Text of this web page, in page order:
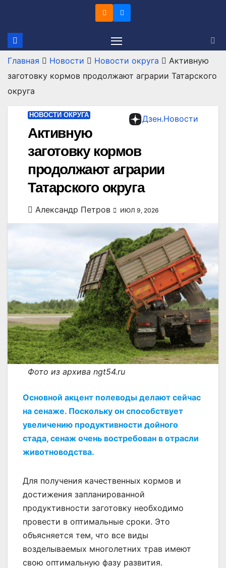
содержимому
Главная Новости Новости округа
Активную
заготовку кормов продолжают аграрии Татарского
округа
Дзен.Новости
НОВОСТИ ОКРУГА
Активную
заготовку кормов
продолжают аграрии
Татарского округа
Александр Петров ИЮЛ 9, 2026
Фото из архива ngt54.ru
Основной акцент полеводы делают сейчас
на сенаже. Поскольку он способствует
увеличению продуктивности дойного
стада, сенаж очень востребован в отрасли
животноводства.
Для получения качественных кормов и
достижения запланированной
продуктивности заготовку необходимо
провести в оптимальные сроки. Это
объясняется тем, что все виды
возделываемых многолетних трав имеют
свою оптимальную фазу развития.